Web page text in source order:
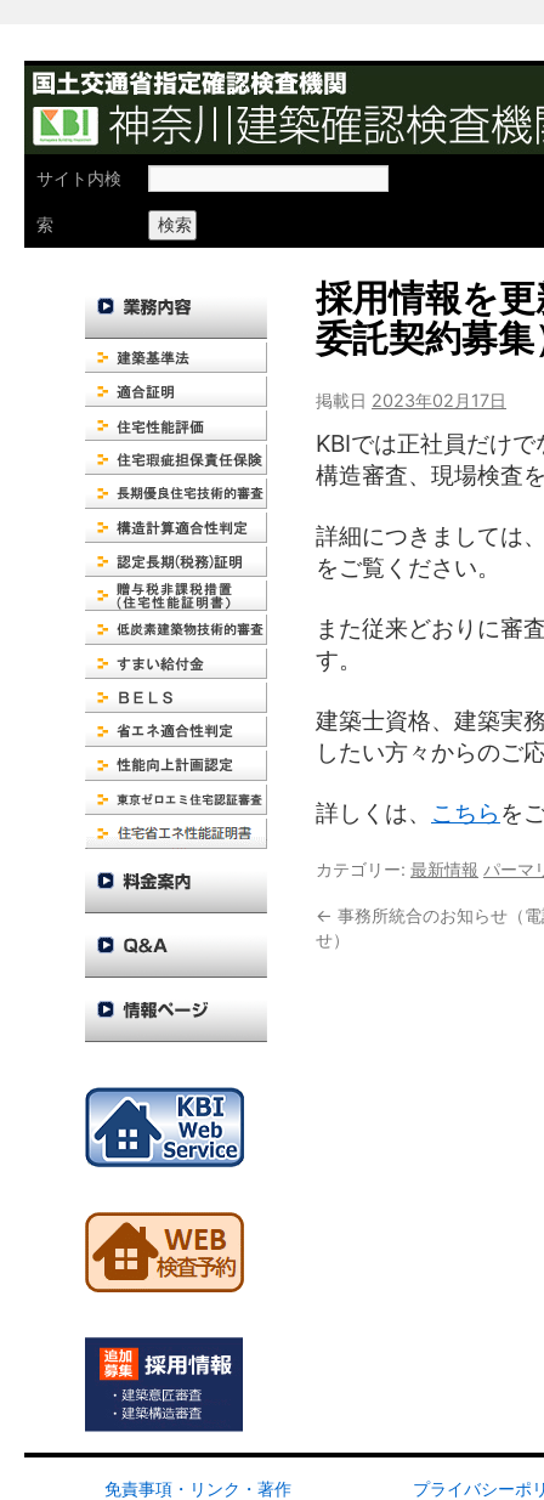
サイト内検
索 索:
採用情報を
委託契約募集
掲載日 2023年02月17日
KBIでは正社員だけ
構造審査、現場検査
詳細につきましては
をご覧ください。
また従来どおりに審
す。
建築士資格、建築実
したい方々からのご
詳しくは、 こちら を
カテゴリー: 最新情報 パーマ
← 事務所統合のお知らせ（
せ）
免責事項・リンク・著作 プライバシーポ